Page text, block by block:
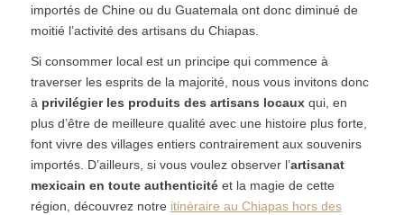
importés de Chine ou du Guatemala ont donc diminué de
moitié l’activité des artisans du Chiapas.
Si consommer local est un principe qui commence à
traverser les esprits de la majorité, nous vous invitons donc
à privilégier les produits des artisans locauxqui, en
plus d’être de meilleure qualité avec une histoire plus forte,
font vivre des villages entiers contrairement aux souvenirs
importés. D’ailleurs, si vous voulez observer l’artisanat
mexicain en toute authenticitéet la magie de cette
région, découvrez notre itinéraire au Chiapas hors des